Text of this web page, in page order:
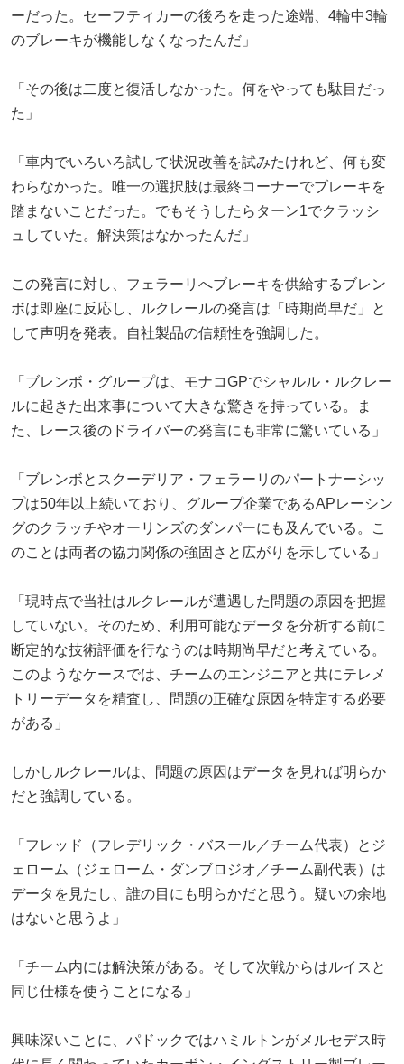
ーだった。セーフティカーの後ろを走った途端、4輪中3輪
のブレーキが機能しなくなったんだ」
「その後は二度と復活しなかった。何をやっても駄目だっ
た」
「車内でいろいろ試して状況改善を試みたけれど、何も変
わらなかった。唯一の選択肢は最終コーナーでブレーキを
踏まないことだった。でもそうしたらターン1でクラッシ
ュしていた。解決策はなかったんだ」
この発言に対し、フェラーリへブレーキを供給するブレン
ボは即座に反応し、ルクレールの発言は「時期尚早だ」と
して声明を発表。自社製品の信頼性を強調した。
「ブレンボ・グループは、モナコGPでシャルル・ルクレー
ルに起きた出来事について大きな驚きを持っている。ま
た、レース後のドライバーの発言にも非常に驚いている」
「ブレンボとスクーデリア・フェラーリのパートナーシッ
プは50年以上続いており、グループ企業であるAPレーシン
グのクラッチやオーリンズのダンパーにも及んでいる。こ
のことは両者の協力関係の強固さと広がりを示している」
「現時点で当社はルクレールが遭遇した問題の原因を把握
していない。そのため、利用可能なデータを分析する前に
断定的な技術評価を行なうのは時期尚早だと考えている。
このようなケースでは、チームのエンジニアと共にテレメ
トリーデータを精査し、問題の正確な原因を特定する必要
がある」
しかしルクレールは、問題の原因はデータを見れば明らか
だと強調している。
「フレッド（フレデリック・バスール／チーム代表）とジ
ェローム（ジェローム・ダンブロジオ／チーム副代表）は
データを見たし、誰の目にも明らかだと思う。疑いの余地
はないと思うよ」
「チーム内には解決策がある。そして次戦からはルイスと
同じ仕様を使うことになる」
興味深いことに、パドックではハミルトンがメルセデス時